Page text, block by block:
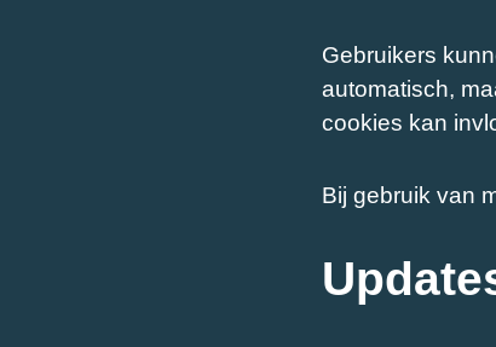
Gebruikers
automatisch,
cookies kan
Bij gebruik van